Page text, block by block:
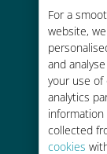
For a
website,
and
your use of
analytics
collected
cookies